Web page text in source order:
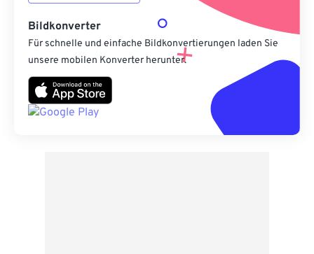
Bildkonverter
Für schnelle und einfache Bildkonvertierungen laden Sie
unsere mobilen Konverter herunter.